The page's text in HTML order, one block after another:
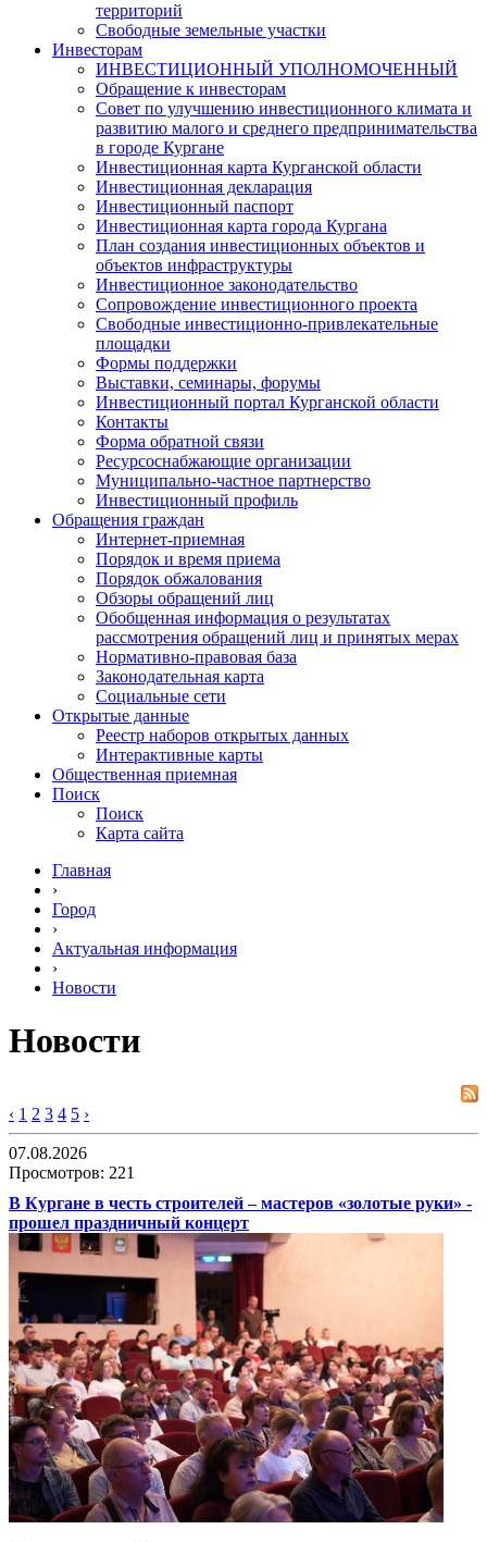
территорий
Свободные земельные участки
Инвесторам
ИНВЕСТИЦИОННЫЙ УПОЛНОМОЧЕННЫЙ
Обращение к инвесторам
Совет по улучшению инвестиционного климата и
развитию малого и среднего предпринимательства
в городе Кургане
Инвестиционная карта Курганской области
Инвестиционная декларация
Инвестиционный паспорт
Инвестиционная карта города Кургана
План создания инвестиционных объектов и
объектов инфраструктуры
Инвестиционное законодательство
Сопровождение инвестиционного проекта
Свободные инвестиционно-привлекательные
площадки
Формы поддержки
Выставки, семинары, форумы
Инвестиционный портал Курганской области
Контакты
Форма обратной связи
Ресурсоснабжающие организации
Муниципально-частное партнерство
Инвестиционный профиль
Обращения граждан
Интернет-приемная
Порядок и время приема
Порядок обжалования
Обзоры обращений лиц
Обобщенная информация о результатах
рассмотрения обращений лиц и принятых мерах
Нормативно-правовая база
Законодательная карта
Социальные сети
Открытые данные
Реестр наборов открытых данных
Интерактивные карты
Общественная приемная
Поиск
Поиск
Карта сайта
Главная
›
Город
›
Актуальная информация
›
Новости
Новости
‹ 1 2 3 4 5 ›
07.08.2026
Просмотров: 221
В Кургане в честь строителей – мастеров «золотые руки» -
прошел праздничный концерт